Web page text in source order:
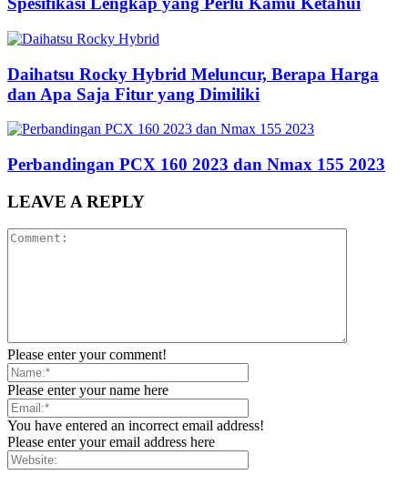
Daihatsu Rocky Hybrid Meluncur, Berapa Harga
dan Apa Saja Fitur yang Dimiliki
Perbandingan PCX 160 2023 dan Nmax 155 2023
LEAVE A REPLY
Please enter your comment!
Please enter your name here
You have entered an incorrect email address!
Please enter your email address here